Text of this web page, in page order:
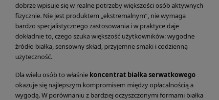
dobrze wpisuje się w realne potrzeby większości osób aktywnych
fizycznie. Nie jest produktem „ekstremalnym”, nie wymaga
bardzo specjalistycznego zastosowania i w praktyce daje
dokładnie to, czego szuka większość użytkowników: wygodne
źródło białka, sensowny skład, przyjemne smaki i codzienną
użyteczność.
Dla wielu osób to właśnie koncentrat białka serwatkowego
okazuje się najlepszym kompromisem między opłacalnością a
wygodą. W porównaniu z bardziej oczyszczonymi formami białka